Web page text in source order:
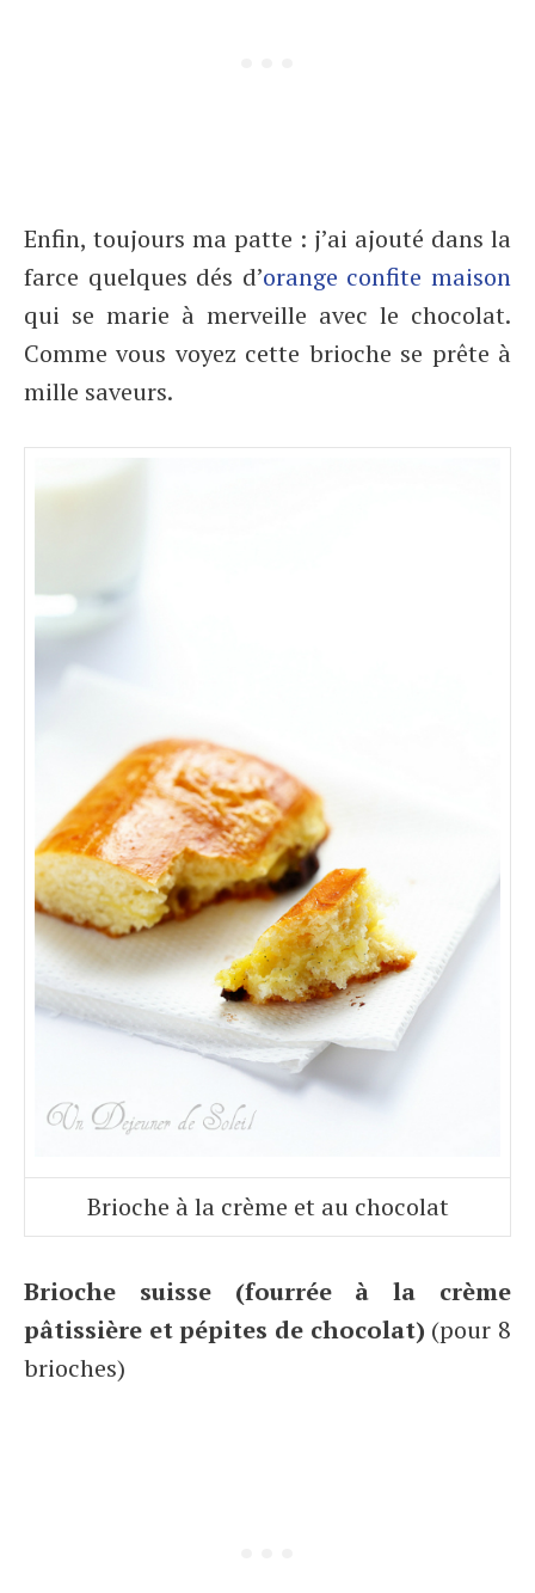
Enfin, toujours ma patte : j’ai ajouté dans la
farce quelques dés d’orange confite maison
qui se marie à merveille avec le chocolat.
Comme vous voyez cette brioche se prête à
mille saveurs.
Brioche à la crème et au chocolat
Brioche suisse (fourrée à la crème
pâtissière et pépites de chocolat) (pour 8
brioches)